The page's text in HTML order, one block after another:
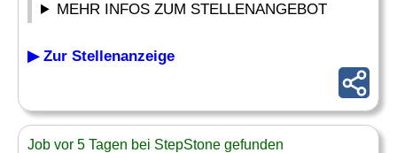
MEHR INFOS ZUM STELLENANGEBOT
▶ Zur Stellenanzeige
Job vor 5 Tagen bei StepStone gefunden